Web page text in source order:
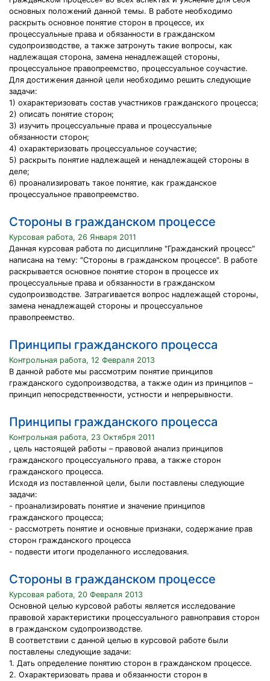
основных положений данной темы. В работе необходимо
раскрыть основное понятие сторон в процессе, их
процессуальные права и обязанности в гражданском
судопроизводстве, а также затронуть такие вопросы, как
надлежащая сторона, замена ненадлежащей стороны,
процессуальное правопреемство, процессуальное соучастие.
Для достижения данной цели необходимо решить следующие
задачи:
1) охарактеризовать состав участников гражданского процесса;
2) описать понятие сторон;
3) изучить процессуальные права и процессуальные
обязанности сторон;
4) охарактеризовать процессуальное соучастие;
5) раскрыть понятие надлежащей и ненадлежащей стороны в
деле;
6) проанализировать такое понятие, как гражданское
процессуальное правопреемство.
Стороны в гражданском процессе
Курсовая работа, 26 Января 2011
Данная курсовая работа по дисциплине "Гражданский процесс"
написана на тему: "Стороны в гражданском процессе". В работе
раскрывается основное понятие сторон в процессе их
процессуальные права и обязанности в гражданском
судопроизводстве. Затрагивается вопрос надлежащей стороны,
замена ненадлежащей стороны и процессуальное
правопреемство.
Принципы гражданского процесса
Контрольная работа, 12 Февраля 2013
В данной работе мы рассмотрим понятие принципов
гражданского судопроизводства, а также один из принципов –
принцип непосредственности, устности и непрерывности.
Принципы гражданского процесса
Контрольная работа, 23 Октября 2011
, цель настоящей работы – правовой анализ принципов
гражданского процессуального права, а также сторон
гражданского процесса.
Исходя из поставленной цели, были поставлены следующие
задачи:
- проанализировать понятие и значение принципов
гражданского процесса;
- рассмотреть понятие и основные признаки, содержание прав
сторон гражданского процесса
- подвести итоги проделанного исследования.
Стороны в гражданском процессе
Курсовая работа, 20 Февраля 2013
Основной целью курсовой работы является исследование
правовой характеристики процессуального равноправия сторон
в гражданском судопроизводстве.
В соответствии с данной целью в курсовой работе были
поставлены следующие задачи:
1. Дать определение понятию сторон в гражданском процессе.
2. Охарактеризовать права и обязанности сторон в